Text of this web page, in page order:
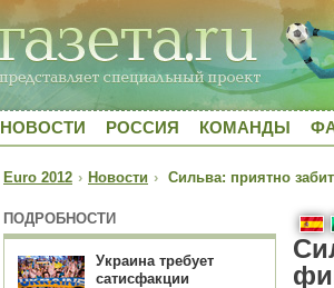
НОВОСТИ РОССИЯ КОМАНДЫ
Euro 2012 › Новости › Сильва: приятно
ПОДРОБНОСТИ
Украина требует
сатисфакции